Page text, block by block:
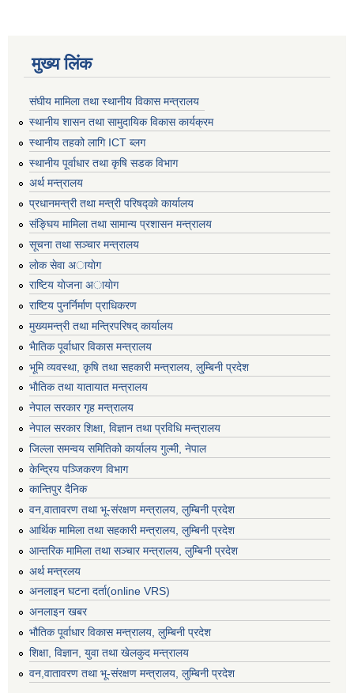
मुख्य लिंक
संघीय मामिला तथा स्थानीय विकास मन्त्रालय
स्थानीय शासन तथा सामुदायिक विकास कार्यक्रम
स्थानीय तहको लागि ICT ब्लग
स्थानीय पूर्वाधार तथा कृषि सडक विभाग
अर्थ मन्त्रालय
प्रधानमन्त्री तथा मन्त्री परिषद्काे कार्यालय
संङ्घिय मामिला तथा सामान्य प्रशासन मन्त्रालय
सूचना तथा सञ्चार मन्त्रालय
लाेक सेवा अायाेग
राष्टिय याेजना अायाेग
राष्टिय पुनर्निर्माण प्राधिकरण
मुख्यमन्त्री तथा मन्त्रिपरिषद् कार्यालय
भैातिक पूर्वाधार विकास मन्त्रालय
भूमि व्यवस्था, कृषि तथा सहकारी मन्त्रालय, लु्म्बिनी प्रदेश
भाैतिक तथा यातायात मन्त्रालय
नेपाल सरकार गृह मन्त्रालय
नेपाल सरकार शिक्षा, विज्ञान तथा प्रविधि मन्त्रालय
जिल्ला समन्वय समितिको कार्यालय गुल्मी, नेपाल
केन्द्रिय पञ्जिकरण विभाग
कान्तिपुर दैनिक
वन,वातावरण तथा भू-संरक्षण मन्त्रालय, लुम्बिनी प्रदेश
आर्थिक मामिला तथा सहकारी मन्त्रालय, लुम्बिनी प्रदेश
आन्तरिक मामिला तथा सञ्चार मन्त्रालय, लुम्बिनी प्रदेश
अर्थ मन्त्रलय
अनलाइन घटना दर्ता(online VRS)
अनलाइन खबर
भौतिक पूर्वाधार विकास मन्त्रालय, लुम्बिनी प्रदेश
शिक्षा, विज्ञान, युवा तथा खेलकुद मन्‍‍त्रालय
वन,वातावरण तथा भू-संरक्षण मन्त्रालय, लुम्बिनी प्रदेश